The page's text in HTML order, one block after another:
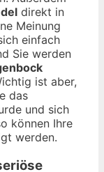
direkt in
Meinung
einfach
Sie werden
ist aber,
das
und sich
können Ihre
werden.